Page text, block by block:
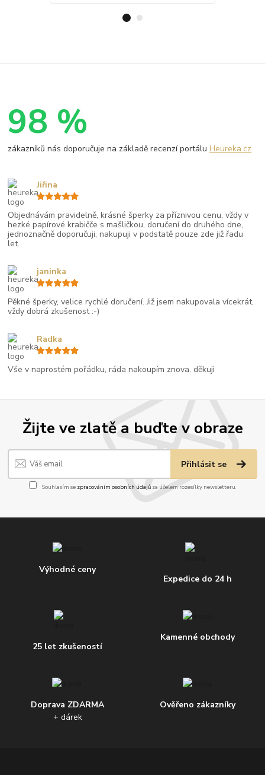
Žijte ve zlatě a buďte v obraze
Přihlásit se
Souhlasím se zpracováním osobních údajůza účelem rozesílky newsletteru.
Výhodné ceny
Expedice do 24 h
25 let zkušeností
Kamenné obchody
Doprava ZDARMA
+ dárek
Ověřeno zákazníky
98 %
zákazníků nás doporučuje na základě recenzí portáluHeureka.cz
Objednávám pravidelně, krásné šperky za příznivou cenu, vždy v
hezké papírové krabičče s mašličkou, doručení do druhého dne,
jednoznačně doporučuji, nakupuji v podstatě pouze zde již řadu
let.
Jiřina
Pěkné šperky, velice rychlé doručení. Již jsem nakupovala vícekrát,
vždy dobrá zkušenost :-)
janinka
Vše v naprostém pořádku, ráda nakoupím znova. děkuji
Radka